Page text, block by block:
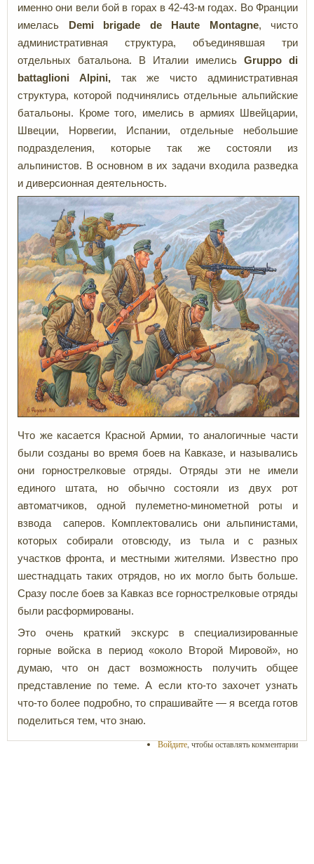
именно они вели бой в горах в 42-43-м годах. Во Франции
имелась
Demi brigade de Haute Montagne, чисто
административная структура, объединявшая три
отдельных батальона. В Италии имелись Gruppo di
battaglioni Alpini, так же чисто административная
структура, которой подчинялись отдельные альпийские
батальоны. Кроме того, имелись в армиях Швейцарии,
Швеции, Норвегии, Испании, отдельные небольшие
подразделения, которые так же состояли из
альпинистов. В основном в их задачи входила разведка
и диверсионная деятельность.
Что же касается Красной Армии, то аналогичные части
были созданы во время боев на Кавказе, и назывались
они горнострелковые отряды. Отряды эти не имели
единого штата, но обычно состояли из двух рот
автоматчиков, одной пулеметно-минометной роты и
взвода саперов. Комплектовались они альпинистами,
которых собирали отовсюду, из тыла и с разных
участков фронта, и местными жителями. Известно про
шестнадцать таких отрядов, но их могло быть больше.
Сразу после боев за Кавказ все горнострелковые отряды
были расформированы.
Это очень краткий экскурс в специализированные
горные войска в период «около Второй Мировой», но
думаю, что он даст возможность получить общее
представление по теме. А если кто-то захочет узнать
что-то более подробно, то спрашивайте — я всегда готов
поделиться тем, что знаю.
Войдите, чтобы оставлять комментарии